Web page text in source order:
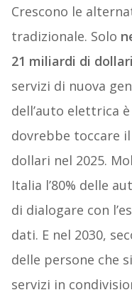
Crescono le
tradizionale. Solo
21 miliardi di
servizi di nuova
dell’auto elettrica
dovrebbe toccare
dollari nel 2025.
Italia l’80% delle
di dialogare con
dati. E nel 2030,
delle persone che
servizi in